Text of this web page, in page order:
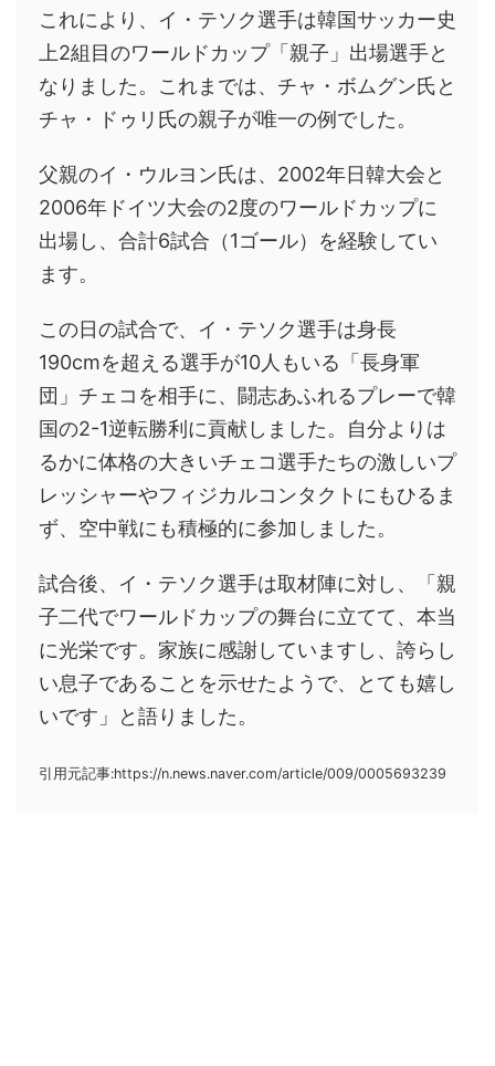
これにより、イ・テソク選手は韓国サッカー史
上2組目のワールドカップ「親子」出場選手と
なりました。これまでは、チャ・ボムグン氏と
チャ・ドゥリ氏の親子が唯一の例でした。
父親のイ・ウルヨン氏は、2002年日韓大会と
2006年ドイツ大会の2度のワールドカップに
出場し、合計6試合（1ゴール）を経験してい
ます。
この日の試合で、イ・テソク選手は身長
190cmを超える選手が10人もいる「長身軍
団」チェコを相手に、闘志あふれるプレーで韓
国の2-1逆転勝利に貢献しました。自分よりは
るかに体格の大きいチェコ選手たちの激しいプ
レッシャーやフィジカルコンタクトにもひるま
ず、空中戦にも積極的に参加しました。
試合後、イ・テソク選手は取材陣に対し、「親
子二代でワールドカップの舞台に立てて、本当
に光栄です。家族に感謝していますし、誇らし
い息子であることを示せたようで、とても嬉し
いです」と語りました。
引用元記事:https://n.news.naver.com/article/009/0005693239